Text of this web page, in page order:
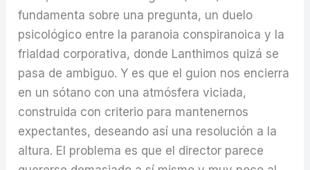
fundamenta sobre una pregunta, un duelo
psicológico entre la paranoia conspiranoica y la
frialdad corporativa, donde Lanthimos quizá se
pasa de ambiguo. Y es que el guion nos encierra
en un sótano con una atmósfera viciada,
construida con criterio para mantenernos
expectantes, deseando así una resolución a la
altura. El problema es que el director parece